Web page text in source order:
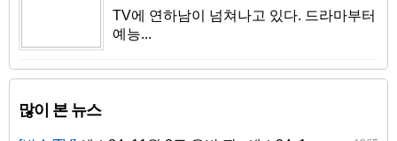
TV에 연하남이 넘쳐나고 있다. 드라마부터
예능...
많이 본 뉴스